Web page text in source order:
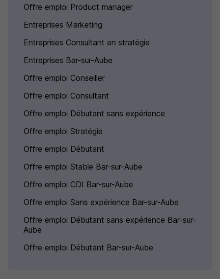
Offre emploi Product manager
Entreprises Marketing
Entreprises Consultant en stratégie
Entreprises Bar-sur-Aube
Offre emploi Conseiller
Offre emploi Consultant
Offre emploi Débutant sans expérience
Offre emploi Stratégie
Offre emploi Débutant
Offre emploi Stable Bar-sur-Aube
Offre emploi CDI Bar-sur-Aube
Offre emploi Sans expérience Bar-sur-Aube
Offre emploi Débutant sans expérience Bar-sur-
Aube
Offre emploi Débutant Bar-sur-Aube